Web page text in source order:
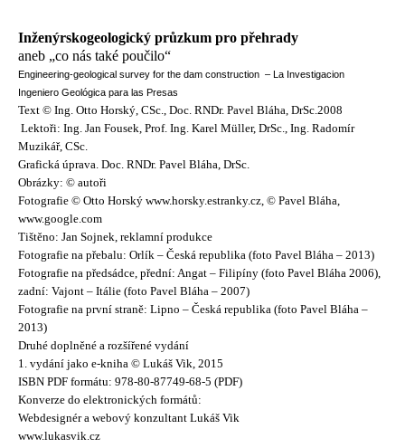
Inženýrskogeologický průzkum pro přehrady
aneb „co nás také poučilo“
Engineering-geological survey for the dam construction – La Investigacion
Ingeniero Geológica para las Presas
Text © Ing. Otto Horský, CSc., Doc. RNDr. Pavel Bláha, DrSc.2008
Lektoři: Ing. Jan Fousek, Prof. Ing. Karel Müller, DrSc., Ing. Radomír
Muzikář, CSc.
Grafická úprava. Doc. RNDr. Pavel Bláha, DrSc.
Obrázky: © autoři
Fotografie © Otto Horský www.horsky.estranky.cz, © Pavel Bláha,
www.google.com
Tištěno: Jan Sojnek, reklamní produkce
Fotografie na přebalu: Orlík – Česká republika (foto Pavel Bláha – 2013)
Fotografie na předsádce, přední: Angat – Filipíny (foto Pavel Bláha 2006),
zadní: Vajont – Itálie (foto Pavel Bláha – 2007)
Fotografie na první straně: Lipno – Česká republika (foto Pavel Bláha –
2013)
Druhé doplněné a rozšířené vydání
1. vydání jako e-kniha © Lukáš Vik, 2015
ISBN PDF formátu: 978-80-87749-68-5 (PDF)
Konverze do elektronických formátů:
Webdesignér a webový konzultant Lukáš Vik
www.lukasvik.cz